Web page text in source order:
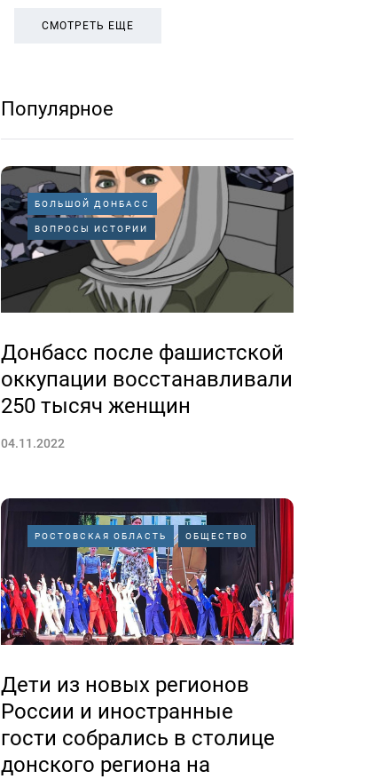
СМОТРЕТЬ ЕЩЕ
Популярное
БОЛЬШОЙ ДОНБАСС
ВОПРОСЫ ИСТОРИИ
Донбасс после фашистской
оккупации восстанавливали
250 тысяч женщин
04.11.2022
РОСТОВСКАЯ ОБЛАСТЬ ОБЩЕСТВО
Дети из новых регионов
России и иностранные
гости собрались в столице
донского региона на